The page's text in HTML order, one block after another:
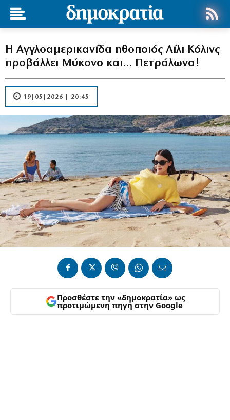
Η Αγγλοαμερικανίδα ηθοποιός Λίλι Κόλινς
προβάλλει Μύκονο και… Πετράλωνα!
19|05|2026 | 20:45
Προσθέστε την «δημοκρατία» ως
προτιμώμενη πηγή στην Google